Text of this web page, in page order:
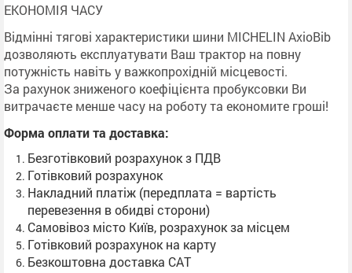
ЕКОНОМІЯ ЧАСУ
Відмінні тягові характеристики шини MICHELIN AxioBib
дозволяють експлуатувати Ваш трактор на повну
потужність навіть у важкопрохідній місцевості.
За рахунок зниженого коефіцієнта пробуксовки Ви
витрачаєте менше часу на роботу та економите гроші!
Форма оплати та доставка:
Безготівковий розрахунок з ПДВ
Готівковий розрахунок
Накладний платіж (передплата = вартість
перевезення в обидві сторони)
Самовівоз місто Київ, розрахунок за місцем
Готівковий розрахунок на карту
Безкоштовна доставка САТ